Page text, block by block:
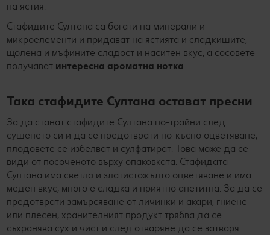
на ястия.
Стафидите Султана са богати на минерали и
микроелементи и придават на ястията и сладкишите,
щолена и мъфините сладост и наситен вкус, а сосовете
получават интересна ароматна нотка.
Така стафидите Султана остават пресни
За да станат стафидите Султана по-трайни след
сушенето си и да се предотврати по-късно оцветяване,
плодовете се избелват и сулфатират. Това може да се
види от посоченото върху опаковката. Стафидата
Султана има светло и златистожълто оцветяване и има
меден вкус, много е сладка и приятно апетитна. За да се
предотврати замърсяване от личинки и акари, гниене
или плесен, хранителният продукт трябва да се
съхранява сух и чист и след отваряне да се затваря